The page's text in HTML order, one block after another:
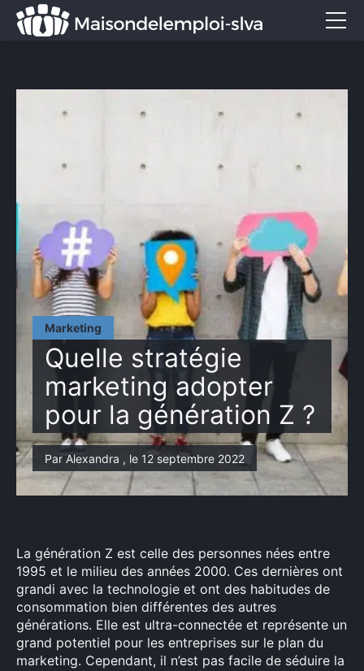
Marketing
Quelle stratégie
marketing adopter
pour la génération Z ?
Par Alexandra , le 12 septembre 2022
La génération Z est celle des personnes nées entre
1995 et le milieu des années 2000. Ces dernières ont
grandi avec la technologie et ont des habitudes de
consommation bien différentes des autres
générations. Elle est ultra-connectée et représente un
grand potentiel pour les entreprises sur le plan du
marketing. Cependant, il n’est pas facile de séduire la
Formation
Entreprise
Services
CONTACT